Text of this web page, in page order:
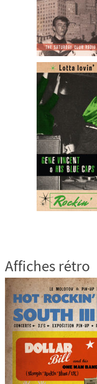
Affiches rétro